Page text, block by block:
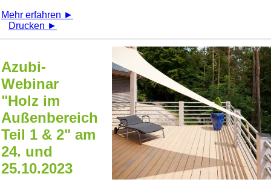
Mehr erfahren ►
Drucken ►
Azubi-
Webinar
"Holz im
Außenbereich
Teil 1 & 2" am
24. und
25.10.2023